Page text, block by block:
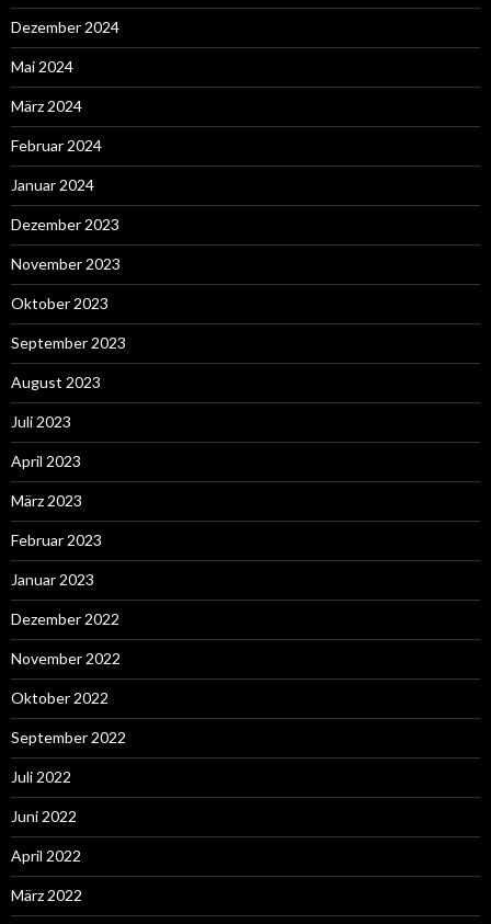
Dezember 2024
Mai 2024
März 2024
Februar 2024
Januar 2024
Dezember 2023
November 2023
Oktober 2023
September 2023
August 2023
Juli 2023
April 2023
März 2023
Februar 2023
Januar 2023
Dezember 2022
November 2022
Oktober 2022
September 2022
Juli 2022
Juni 2022
April 2022
März 2022